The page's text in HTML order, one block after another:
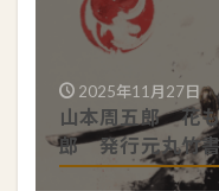
2025年11月27日
山本周五郎 花
郎 発行元丸竹